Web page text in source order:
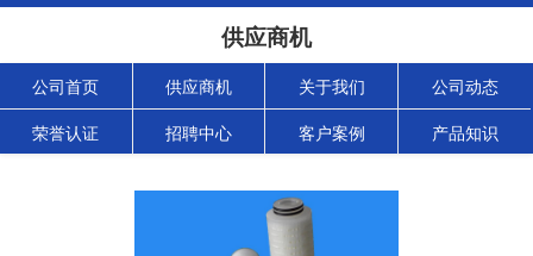
供应商机
公司首页 供应商机 关于我们 公司动态
荣誉认证 招聘中心 客户案例 产品知识